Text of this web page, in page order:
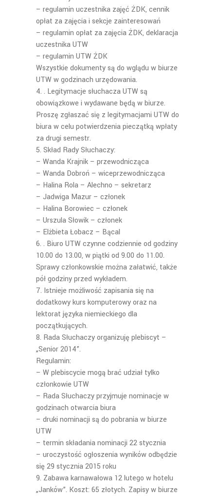
– regulamin uczestnika zajęć ŻDK, cennik
opłat za zajęcia i sekcje zainteresowań
– regulamin opłat za zajęcia ŻDK, deklaracja
uczestnika UTW
– regulamin UTW ŻDK
Wszystkie dokumenty są do wglądu w biurze
UTW w godzinach urzędowania.
. Legitymacje słuchacza UTW są
obowiązkowe i wydawane będą w biurze.
Proszę zgłaszać się z legitymacjami UTW do
biura w celu potwierdzenia pieczątką wpłaty
za drugi semestr.
Skład Rady Słuchaczy:
– Wanda Krajnik – przewodnicząca
– Wanda Dobroń – wiceprzewodnicząca
– Halina Rola – Alechno – sekretarz
– Jadwiga Mazur – członek
– Halina Borowiec – członek
– Urszula Słowik – członek
– Elżbieta Łobacz – Bącal
. Biuro UTW czynne codziennie od godziny
10.00 do 13.00, w piątki od 9.00 do 11.00.
Sprawy członkowskie można załatwić, także
pół godziny przed wykładem.
Istnieje możliwość zapisania się na
dodatkowy kurs komputerowy oraz na
lektorat języka niemieckiego dla
początkujących.
Rada Słuchaczy organizuję plebiscyt –
„Senior 2014”.
Regulamin:
– W plebiscycie mogą brać udział tylko
członkowie UTW
– Rada Słuchaczy przyjmuje nominacje w
godzinach otwarcia biura
– druki nominacji są do pobrania w biurze
UTW
– termin składania nominacji 22 stycznia
– uroczystość ogłoszenia wyników odbędzie
się 29 stycznia 2015 roku
Zabawa karnawałowa 12 lutego w hotelu
„Janków”. Koszt: 65 złotych. Zapisy w biurze